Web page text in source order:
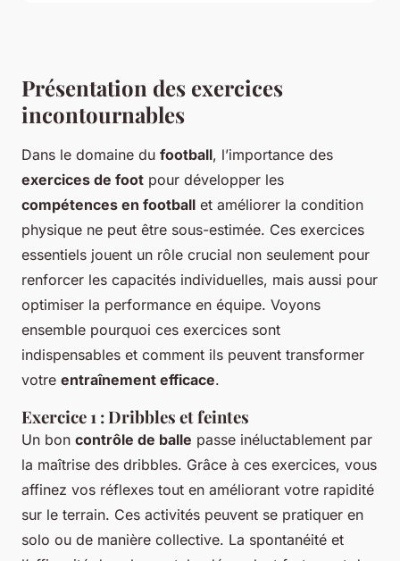
Présentation des exercices
incontournables
Dans le domaine du football, l’importance des
exercices de foot pour développer les
compétences en football et améliorer la condition
physique ne peut être sous-estimée. Ces exercices
essentiels jouent un rôle crucial non seulement pour
renforcer les capacités individuelles, mais aussi pour
optimiser la performance en équipe. Voyons
ensemble pourquoi ces exercices sont
indispensables et comment ils peuvent transformer
votre entraînement efficace.
Exercice 1 : Dribbles et feintes
Un bon contrôle de balle passe inéluctablement par
la maîtrise des dribbles. Grâce à ces exercices, vous
affinez vos réflexes tout en améliorant votre rapidité
sur le terrain. Ces activités peuvent se pratiquer en
solo ou de manière collective. La spontanéité et